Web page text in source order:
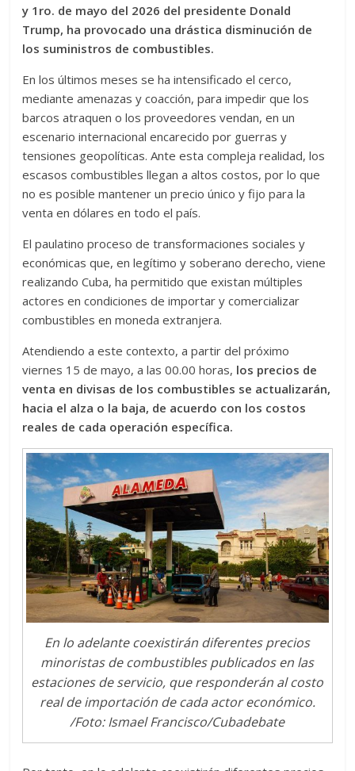
y 1ro. de mayo del 2026 del presidente Donald
Trump, ha provocado una drástica disminución de
los suministros de combustibles.
En los últimos meses se ha intensificado el cerco,
mediante amenazas y coacción, para impedir que los
barcos atraquen o los proveedores vendan, en un
escenario internacional encarecido por guerras y
tensiones geopolíticas. Ante esta compleja realidad, los
escasos combustibles llegan a altos costos, por lo que
no es posible mantener un precio único y fijo para la
venta en dólares en todo el país.
El paulatino proceso de transformaciones sociales y
económicas que, en legítimo y soberano derecho, viene
realizando Cuba, ha permitido que existan múltiples
actores en condiciones de importar y comercializar
combustibles en moneda extranjera.
Atendiendo a este contexto, a partir del próximo
viernes 15 de mayo, a las 00.00 horas, los precios de
venta en divisas de los combustibles se actualizarán,
hacia el alza o la baja, de acuerdo con los costos
reales de cada operación específica.
En lo adelante coexistirán diferentes precios
minoristas de combustibles publicados en las
estaciones de servicio, que responderán al costo
real de importación de cada actor económico.
/Foto: Ismael Francisco/Cubadebate